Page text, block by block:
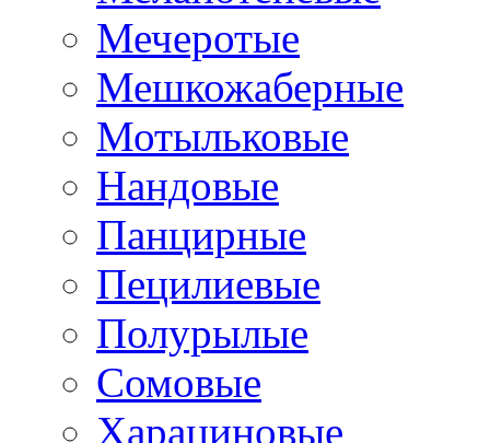
Мечеротые
Мешкожаберные
Мотыльковые
Нандовые
Панцирные
Пецилиевые
Полурылые
Сомовые
Харациновые